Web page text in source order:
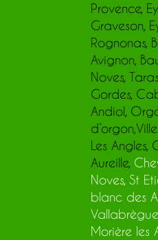
Provence,
Graveson,
Rognonas,
Avignon,
Noves,
Gordes,
Andiol,
d’orgon,
Les Angles,
Aureille,
Noves, St
blanc des
Morière les